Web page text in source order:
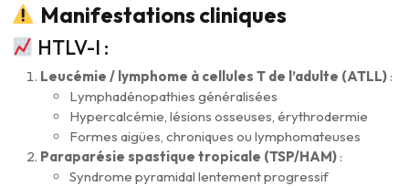
Manifestations cliniques
HTLV-I :
Leucémie / lymphome à cellules T de l’adulte (ATLL) :
Lymphadénopathies généralisées
Hypercalcémie, lésions osseuses, érythrodermie
Formes aigües, chroniques ou lymphomateuses
Paraparésie spastique tropicale (TSP/HAM) :
Syndrome pyramidal lentement progressif